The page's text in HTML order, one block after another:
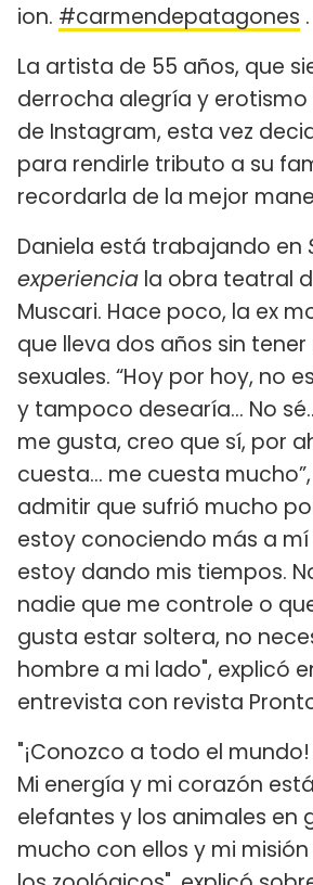
ion. #carmendepatagones
La artista de 55 años, que
derrocha alegría y
de Instagram, esta vez
para rendirle tributo a su
recordarla de la mejor
Daniela está trabajando en
experiencia la obra teatral
Muscari. Hace poco, la ex
que lleva dos años sin
sexuales. “Hoy por hoy, no
y tampoco desearía… No
me gusta, creo que sí, por
cuesta… me cuesta
admitir que sufrió mucho
estoy conociendo más a
estoy dando mis tiempos.
nadie que me controle o
gusta estar soltera, no
hombre a mi lado", explicó
entrevista con revista
"¡Conozco a todo el
Mi energía y mi corazón
elefantes y los animales en
mucho con ellos y mi